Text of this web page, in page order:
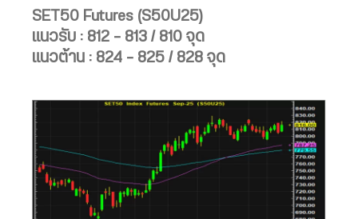
SET50 Futures (S50U25)
แนวรับ : 812 – 813 / 810 จุด
แนวต้าน : 824 – 825 / 828 จุด